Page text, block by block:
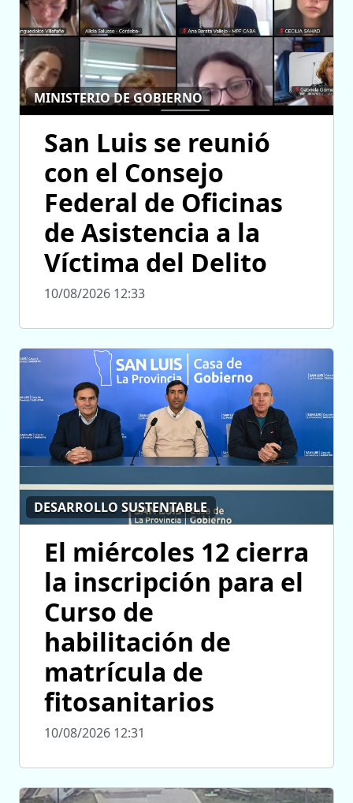
MINISTERIO DE GOBIERNO
San Luis se reunió
con el Consejo
Federal de Oficinas
de Asistencia a la
Víctima del Delito
10/08/2026 12:33
DESARROLLO SUSTENTABLE
El miércoles 12 cierra
la inscripción para el
Curso de
habilitación de
matrícula de
fitosanitarios
10/08/2026 12:31